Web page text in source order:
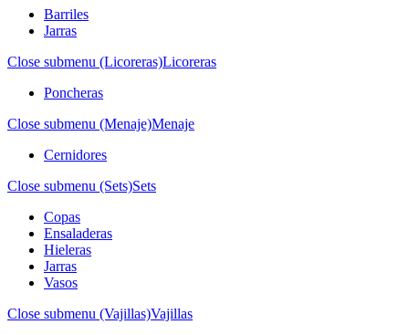
Barriles
Jarras
Close submenu (Licoreras)Licoreras
Poncheras
Close submenu (Menaje)Menaje
Cernidores
Close submenu (Sets)Sets
Copas
Ensaladeras
Hieleras
Jarras
Vasos
Close submenu (Vajillas)Vajillas